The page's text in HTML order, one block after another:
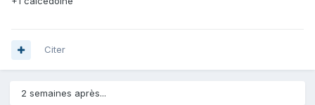
Citer
2 semaines après...